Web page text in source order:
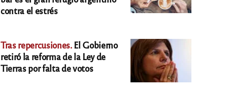
contra el estrés
Tras repercusiones.El Gobierno
retiró la reforma de la Ley de
Tierras por falta de votos